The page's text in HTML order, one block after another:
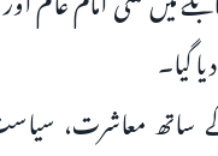
گیا۔
ساتھ معاشرت،